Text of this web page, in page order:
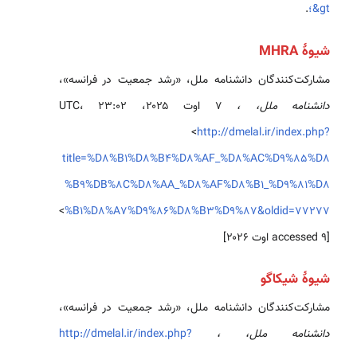
&gt؛ .
شیوهٔ MHRA
مشارکت‌کنندگان دانشنامه ملل، «رشد جمعیت در فرانسه»،
دانشنامه ملل، ،
۷ اوت ۲۰۲۵، ‏۲۳:۰۲ UTC،
<http://dmelal.ir/index.php?
title=%D8%B1%D8%B4%D8%AF_%D8%AC%D9%85%D8
%B9%DB%8C%D8%AA_%D8%AF%D8%B1_%D9%81%D8
%B1%D8%A7%D9%86%D8%B3%D9%87&oldid=77277
>
[accessed ۹ اوت ۲۰۲۶]
شیوهٔ شیکاگو
مشارکت‌کنندگان دانشنامه ملل، «رشد جمعیت در فرانسه»،
دانشنامه ملل، ،
http://dmelal.ir/index.php?